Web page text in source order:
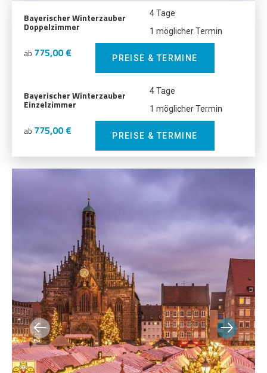
Bayerischer Winterzauber
Doppelzimmer
4 Tage
1 möglicher Termin
ab 775,00 € PREISE & TERMINE
Bayerischer Winterzauber
Einzelzimmer
4 Tage
1 möglicher Termin
ab 775,00 € PREISE & TERMINE